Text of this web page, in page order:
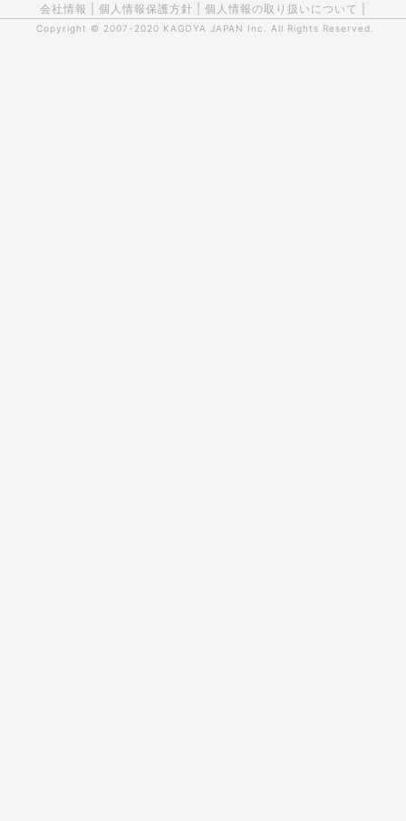
会社情報 個人情報保護方針 個人情報の取り扱いについて
Copyright © 2007-2020 KAGOYA JAPAN Inc. All Rights Reserved.